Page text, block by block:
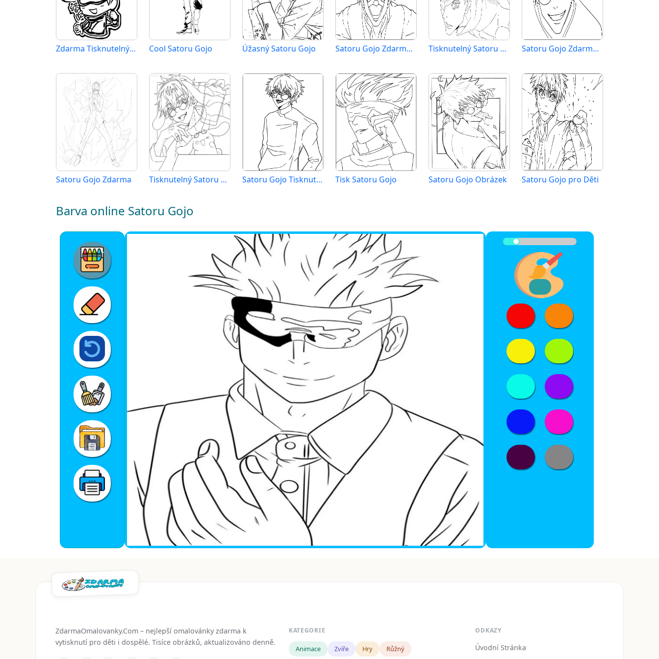
Zdarma Tisknutelný Satoru Gojo Cool Satoru Gojo Úžasný Satoru Gojo Satoru Gojo Zdarma Tisknutelný Tisknutelný Satoru Gojo Obrázek Satoru Gojo Zdarma pro Děti
Satoru Gojo Zdarma Tisknutelný Satoru Gojo Satoru Gojo Tisknutelný pro Děti Tisk Satoru Gojo Satoru Gojo Obrázek Satoru Gojo pro Děti
Barva online Satoru Gojo
ZdarmaOmalovanky.Com – nejlepší omalovánky zdarma k
vytisknutí pro děti i dospělé. Tisíce obrázků, aktualizováno denně.
KATEGORIE
Animace Zvíře Hry Růžný
ODKAZY
Úvodní Stránka